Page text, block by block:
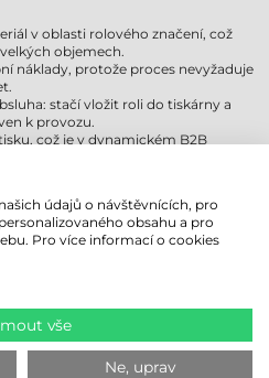
v oblasti rolového značení, což
objemech.
náklady, protože proces nevyžaduje
stačí vložit roli do tiskárny a
k provozu.
což je v dynamickém B2B
ETIKETY JSOU
technologie je třeba zvážit prostředí
dlouhodobé značení odolné vůči
použít termotransferové nebo
mm samolepicí etikety na
venkovní značení.
údajů o návštěvnících, pro
obsahu a pro
Pro více informací o cookies
vše
Ne, uprav